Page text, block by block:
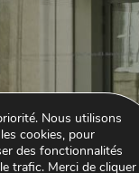
Nous utilisons
cookies, pour
des fonctionnalités
trafic. Merci de cliquer